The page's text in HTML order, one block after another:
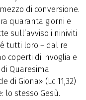
di conversione.
quaranta giorni e
sull’avviso i niniviti
tutti loro – dal re
coperti di invoglia e
Quaresima
di Giona» (Lc 11,32)
lo stesso Gesù.